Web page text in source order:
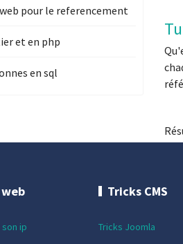
pour le referencement
et en php
en sql
ip
Tricks CMS
Tricks Joomla